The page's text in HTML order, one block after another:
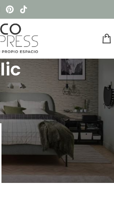
Mostrando el único resultado